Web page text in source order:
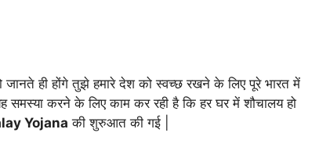
जानते ही होंगे तुझे हमारे देश को स्वच्छ रखने के लिए पूरे भारत में
समस्या करने के लिए काम कर रही है कि हर घर में शौचालय हो
Yojana की शुरुआत की गई |